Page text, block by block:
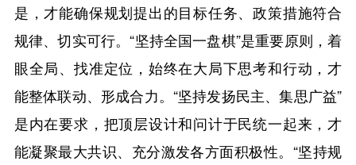
是，才能确保规划提出的目标任务、政策措施符合
规律、切实可行。“坚持全国一盘棋”是重要原则，着
眼全局、找准定位，始终在大局下思考和行动，才
能整体联动、形成合力。“坚持发扬民主、集思广益”
是内在要求，把顶层设计和问计于民统一起来，才
能凝聚最大共识、充分激发各方面积极性。“坚持规